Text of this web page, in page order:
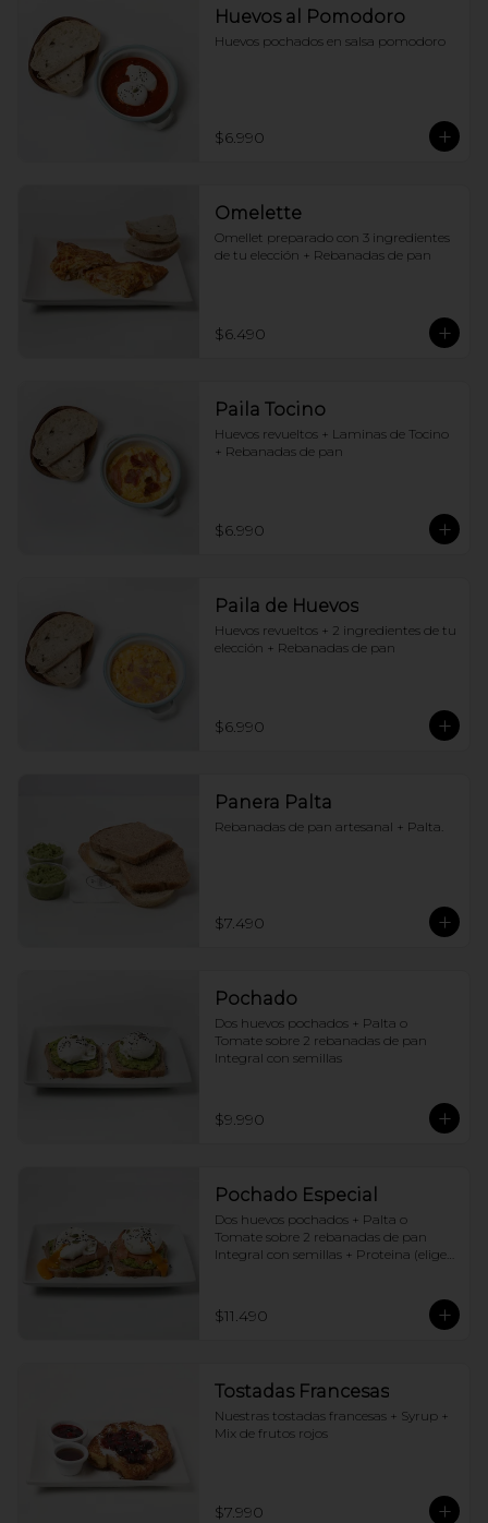
Huevos al Pomodoro
Huevos pochados en salsa pomodoro
$6.990
Omelette
Omellet preparado con 3 ingredientes
de tu elección + Rebanadas de pan
$6.490
Paila Tocino
Huevos revueltos + Laminas de Tocino
+ Rebanadas de pan
$6.990
Paila de Huevos
Huevos revueltos + 2 ingredientes de tu
elección + Rebanadas de pan
$6.990
Panera Palta
Rebanadas de pan artesanal + Palta.
$7.490
Pochado
Dos huevos pochados + Palta o
Tomate sobre 2 rebanadas de pan
Integral con semillas
$9.990
Pochado Especial
Dos huevos pochados + Palta o
Tomate sobre 2 rebanadas de pan
Integral con semillas + Proteina (elige
$11.490
Tostadas Francesas
Nuestras tostadas francesas + Syrup +
Mix de frutos rojos
$7.990